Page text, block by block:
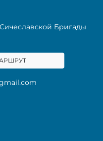
Бригады